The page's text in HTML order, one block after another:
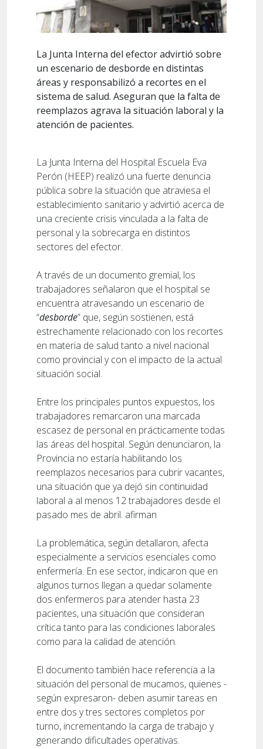
La Junta Interna del efector advirtió sobre
un escenario de desborde en distintas
áreas y responsabilizó a recortes en el
sistema de salud. Aseguran que la falta de
reemplazos agrava la situación laboral y la
atención de pacientes.
La Junta Interna del Hospital Escuela Eva
Perón (HEEP) realizó una fuerte denuncia
pública sobre la situación que atraviesa el
establecimiento sanitario y advirtió acerca de
una creciente crisis vinculada a la falta de
personal y la sobrecarga en distintos
sectores del efector.
A través de un documento gremial, los
trabajadores señalaron que el hospital se
encuentra atravesando un escenario de
“desborde” que, según sostienen, está
estrechamente relacionado con los recortes
en materia de salud tanto a nivel nacional
como provincial y con el impacto de la actual
situación social.
Entre los principales puntos expuestos, los
trabajadores remarcaron una marcada
escasez de personal en prácticamente todas
las áreas del hospital. Según denunciaron, la
Provincia no estaría habilitando los
reemplazos necesarios para cubrir vacantes,
una situación que ya dejó sin continuidad
laboral a al menos 12 trabajadores desde el
pasado mes de abril. afirman
La problemática, según detallaron, afecta
especialmente a servicios esenciales como
enfermería. En ese sector, indicaron que en
algunos turnos llegan a quedar solamente
dos enfermeros para atender hasta 23
pacientes, una situación que consideran
crítica tanto para las condiciones laborales
como para la calidad de atención.
El documento también hace referencia a la
situación del personal de mucamos, quienes -
según expresaron- deben asumir tareas en
entre dos y tres sectores completos por
turno, incrementando la carga de trabajo y
generando dificultades operativas.